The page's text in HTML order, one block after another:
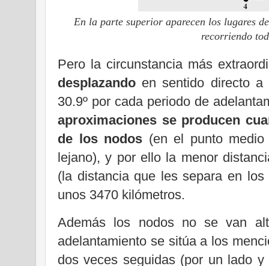
En la parte superior aparecen los lugares
recorriendo
Pero la circunstancia más
desplazando en sentido directo a
30.9º por cada periodo de
aproximaciones se producen
de los nodos (en el punto
lejano), y por ello la menor
(la distancia que les separa en
unos 3470 kilómetros.
Además los nodos no se van
adelantamiento se sitúa a los
dos veces seguidas (por un lado